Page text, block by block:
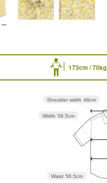
173cm / 70kg
Waist 56.5cm
Width 56.5cm
Shoulder width 48cm